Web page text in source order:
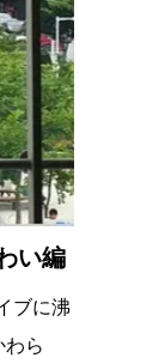
い編
ブに沸
ら